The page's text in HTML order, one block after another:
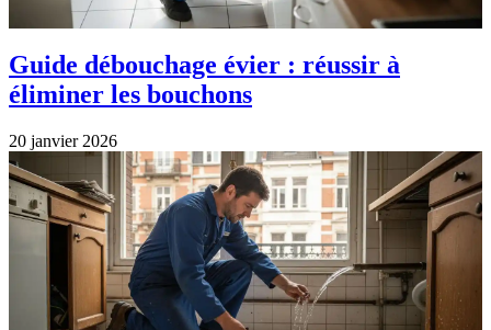
Guide débouchage évier : réussir à
éliminer les bouchons
20 janvier 2026